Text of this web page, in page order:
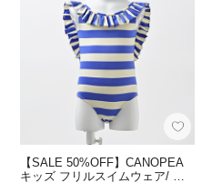
【SALE 50%OFF】CANOPEA
キッズ フリルスイムウェア/ …